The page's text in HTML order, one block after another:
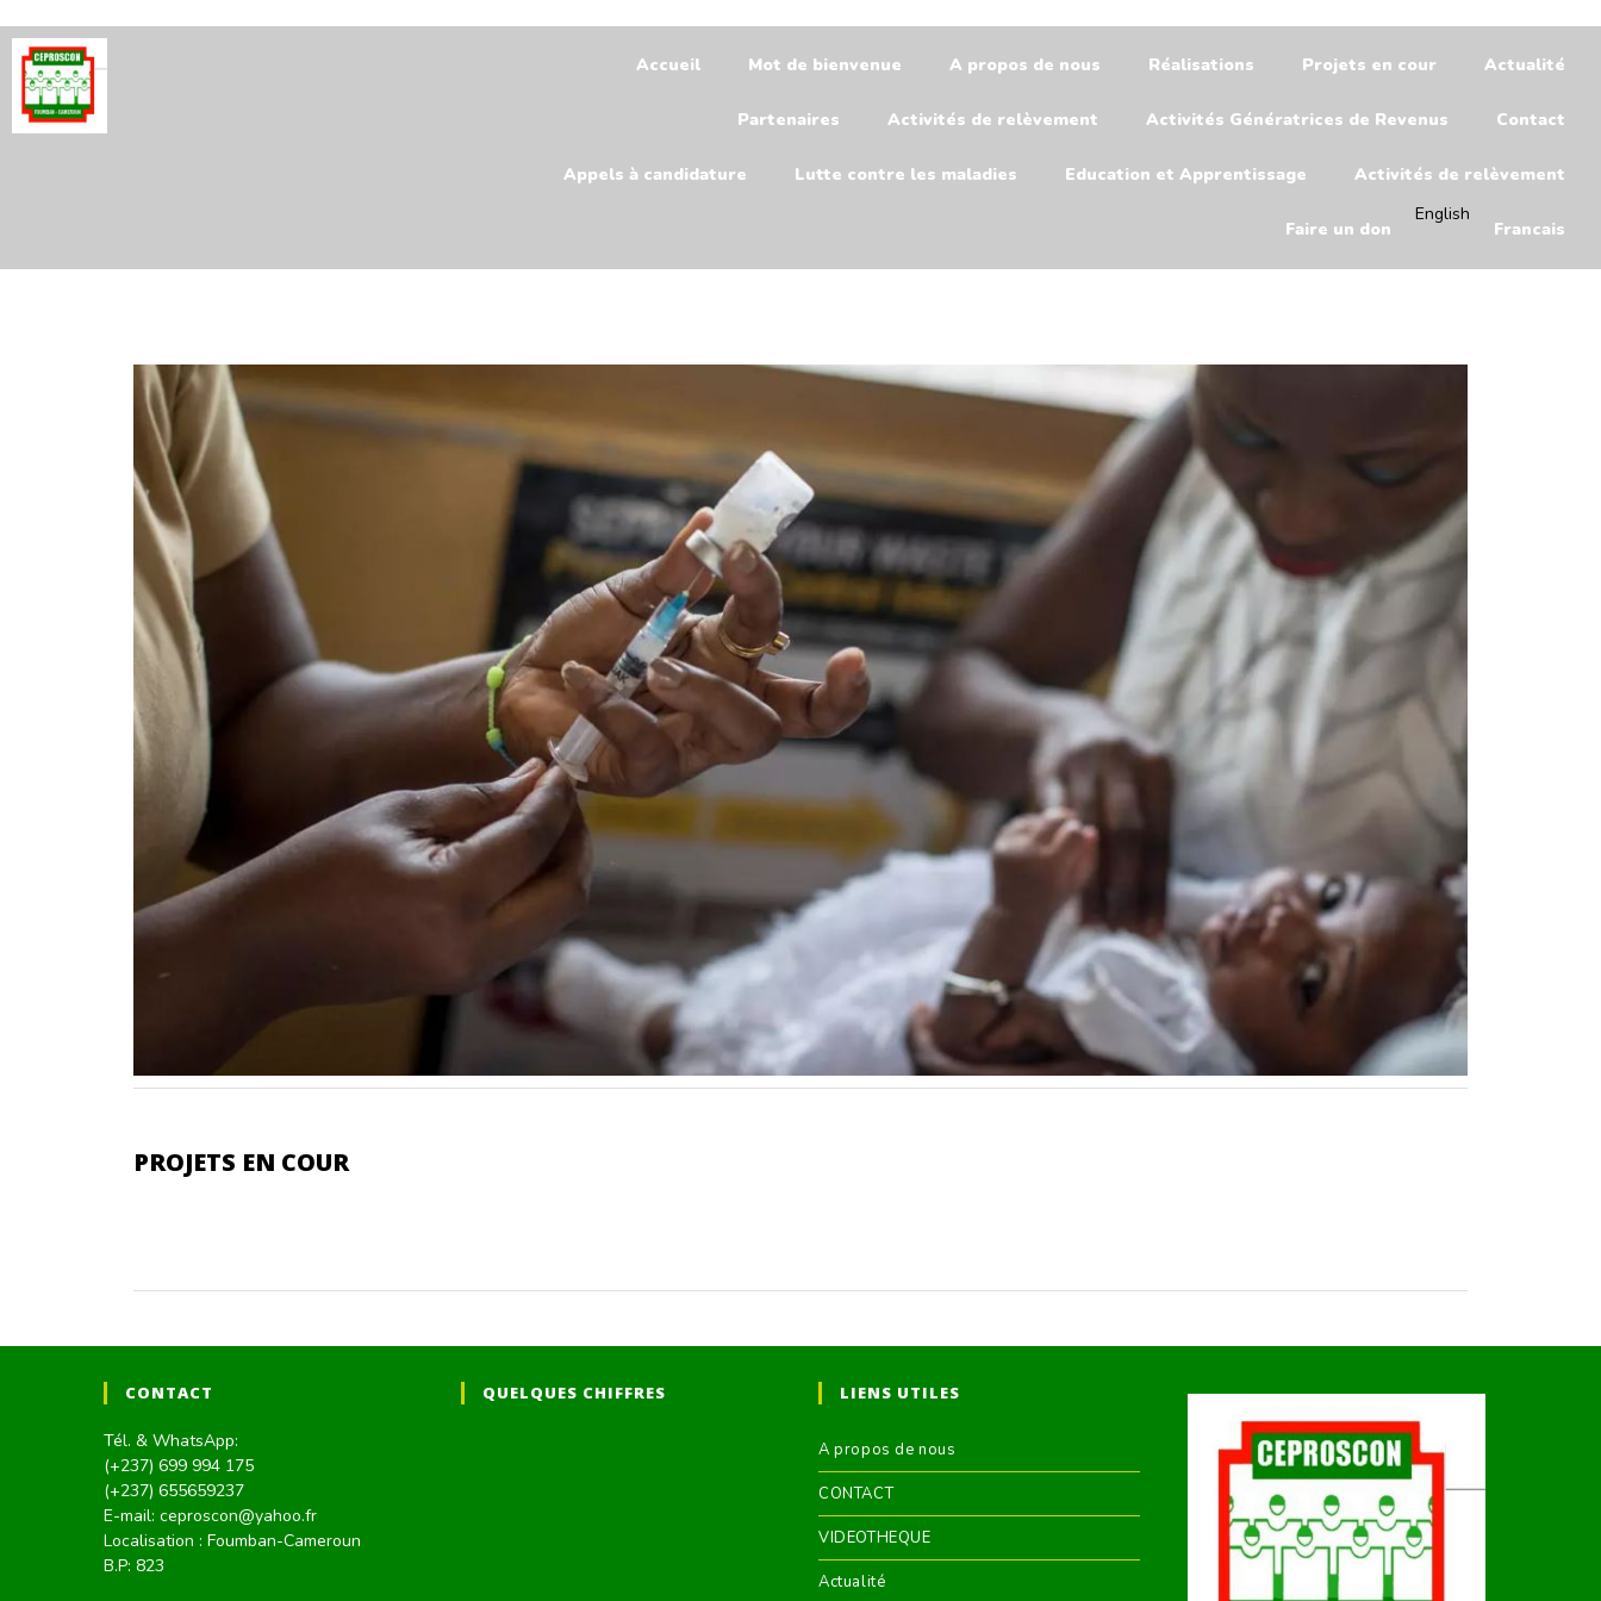
Accueil Mot de bienvenue A propos de nous Réalisations Projets en cour Actualité
Partenaires Activités de relèvement Activités Génératrices de Revenus Contact
Appels à candidature Lutte contre les maladies Education et Apprentissage Activités de relèvement
Faire un don
English
Francais
PROJETS EN COUR
CONTACT
Tél. & WhatsApp:
(+237) 699 994 175
(+237) 655659237
E-mail: ceproscon@yahoo.fr
Localisation : Foumban-Cameroun
B.P: 823
QUELQUES CHIFFRES LIENS UTILES
A propos de nous
CONTACT
VIDEOTHEQUE
Actualité